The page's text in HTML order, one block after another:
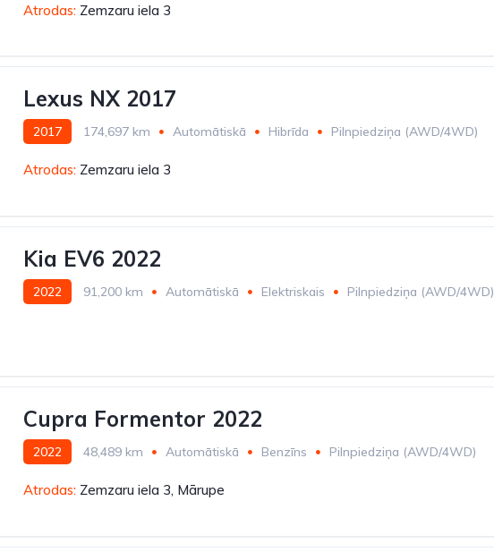
Atrodas: Zemzaru iela 3
Lexus NX 2017
2017 174,697 km Automātiskā Hibrīda Pilnpiedziņa (AWD/4WD)
Atrodas: Zemzaru iela 3
Kia EV6 2022
2022 91,200 km Automātiskā Elektriskais Pilnpiedziņa (AWD/4WD)
Cupra Formentor 2022
2022 48,489 km Automātiskā Benzīns Pilnpiedziņa (AWD/4WD)
Atrodas: Zemzaru iela 3, Mārupe